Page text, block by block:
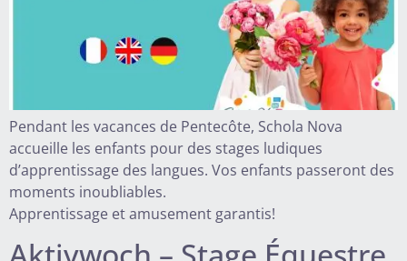
Pendant les vacances de Pentecôte, Schola Nova
accueille les enfants pour des stages ludiques
d’apprentissage des langues. Vos enfants passeront des
moments inoubliables.
Apprentissage et amusement garantis!